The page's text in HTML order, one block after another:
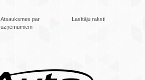
Atsauksmes par
uzņēmumiem
Lasītāju raksti